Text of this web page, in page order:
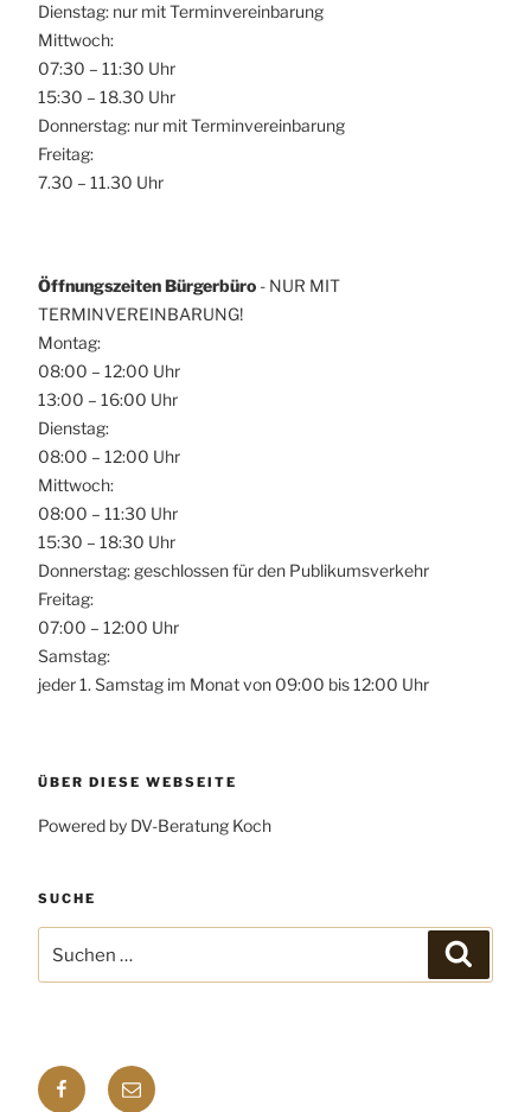
Dienstag: nur mit Terminvereinbarung
Mittwoch:
07:30 – 11:30 Uhr
15:30 – 18.30 Uhr
Donnerstag: nur mit Terminvereinbarung
Freitag:
7.30 – 11.30 Uhr
Öffnungszeiten Bürgerbüro - NUR MIT
TERMINVEREINBARUNG!
Montag:
08:00 – 12:00 Uhr
13:00 – 16:00 Uhr
Dienstag:
08:00 – 12:00 Uhr
Mittwoch:
08:00 – 11:30 Uhr
15:30 – 18:30 Uhr
Donnerstag: geschlossen für den Publikumsverkehr
Freitag:
07:00 – 12:00 Uhr
Samstag:
jeder 1. Samstag im Monat von 09:00 bis 12:00 Uhr
ÜBER DIESE WEBSEITE
Powered by DV-Beratung Koch
SUCHE
nach:
Facebook
E-
mail